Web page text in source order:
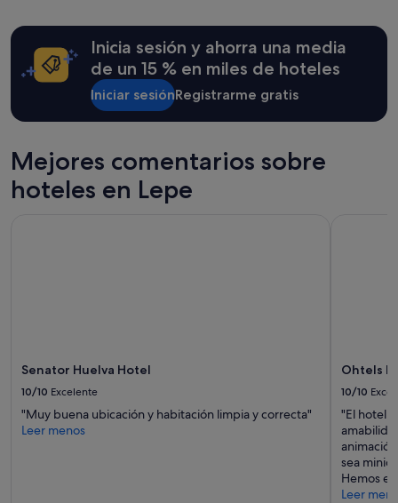
últimas
24 horas
una
de
1 noche
2 adultos.
Los
precios
adicionales.
Inicia sesión y ahorra una media
de un 15 % en miles de hoteles
Iniciar sesiónRegistrarme gratis
Mejores comentarios sobre
hoteles en Lepe
Senator Huelva Hotel
10/10 Excelente
"Muy buena ubicación y habitación limpia y correcta"
Leer menos
Ohtels
10/10
"El hotel
sea
Hemos
Leer